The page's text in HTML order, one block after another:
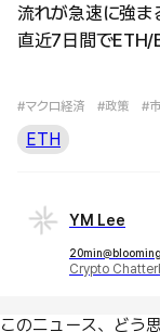
流れが急速に強ま
直近7日間でETH/
#マクロ経済 #政策 #
ETH
YM Lee
Crypto
このニュース、どう